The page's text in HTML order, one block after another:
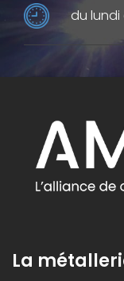
du lundi
La